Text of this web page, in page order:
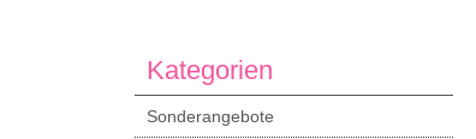
Kategorien
Sonderangebote